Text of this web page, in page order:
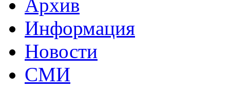
Архив
Информация
Новости
СМИ